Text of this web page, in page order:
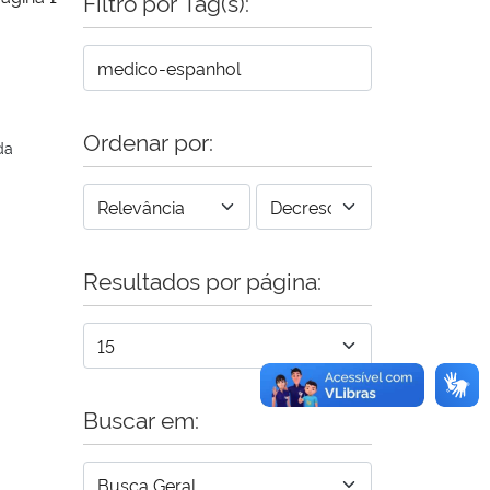
Ordenar por:
Resultados por página:
Buscar em: